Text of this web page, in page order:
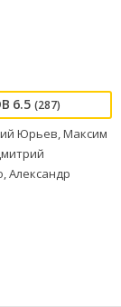
6.5 (287)
Юрьев, Максим
Александр